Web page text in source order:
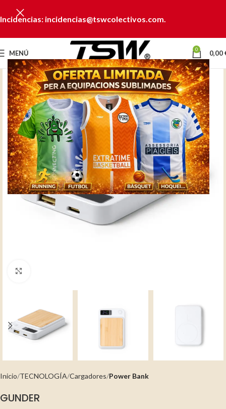
Incidencias: incidencias@tswcolectivos.com.
MENÚ 0 0,00
Inicio TECNOLOGÍA Cargadores Power Bank
GUNDER